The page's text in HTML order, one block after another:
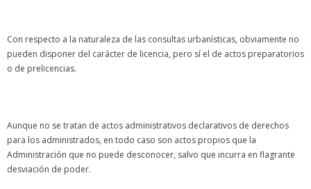
Con respecto a la naturaleza de las consultas urbanísticas, obviamente no
pueden disponer del carácter de licencia, pero sí el de actos preparatorios
o de prelicencias.
Aunque no se tratan de actos administrativos declarativos de derechos
para los administrados, en todo caso son actos propios que la
Administración que no puede desconocer, salvo que incurra en flagrante
desviación de poder.